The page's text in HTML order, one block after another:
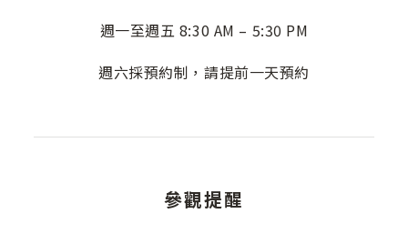
週一至週五 8:30 AM – 5:30 PM
週六採預約制，請提前一天預約
參觀提醒